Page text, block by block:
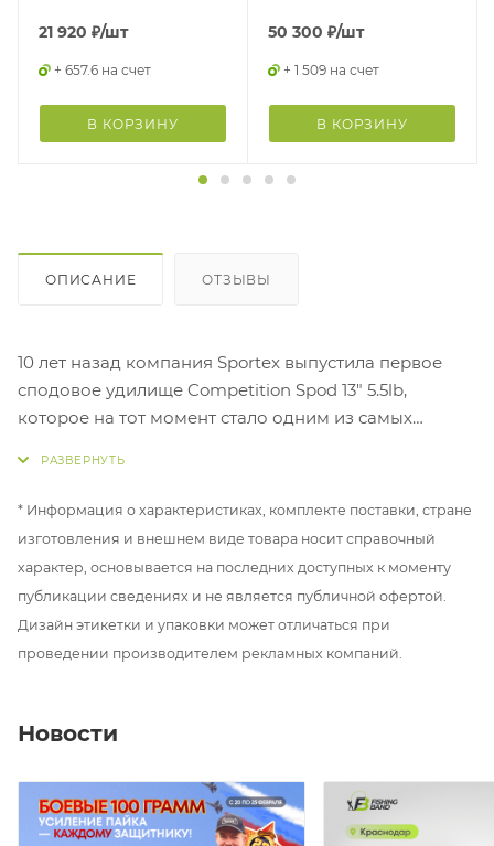
21 920 ₽/шт
+ 657.6 на счет
В КОРЗИНУ
50 300 ₽/шт
+ 1 509 на счет
В КОРЗИНУ
ОПИСАНИЕ ОТЗЫВЫ
10 лет назад компания Sportex выпустила первое
сподовое удилище Competition Spod 13" 5.5lb,
которое на тот момент стало одним из самых
в процессе карповой рыбалки. С этого времени
Competition стало возможным кормиться на
достаточно дальних расстояниях, практически без
усталости, на протяжении всей рыболовной сессии
(3-4 суток).
новым названием Sportex Competition CS-4 Spod.
высокомодульный карбон компании Toray
плотностью 24 тонн.
* Информация о характеристиках, комплекте поставки, стране
изготовления и внешнем виде товара носит справочный
характер, основывается на последних доступных к моменту
публикации сведениях и не является публичной офертой.
Дизайн этикетки и упаковки может отличаться при
проведении производителем рекламных компаний.
Новости